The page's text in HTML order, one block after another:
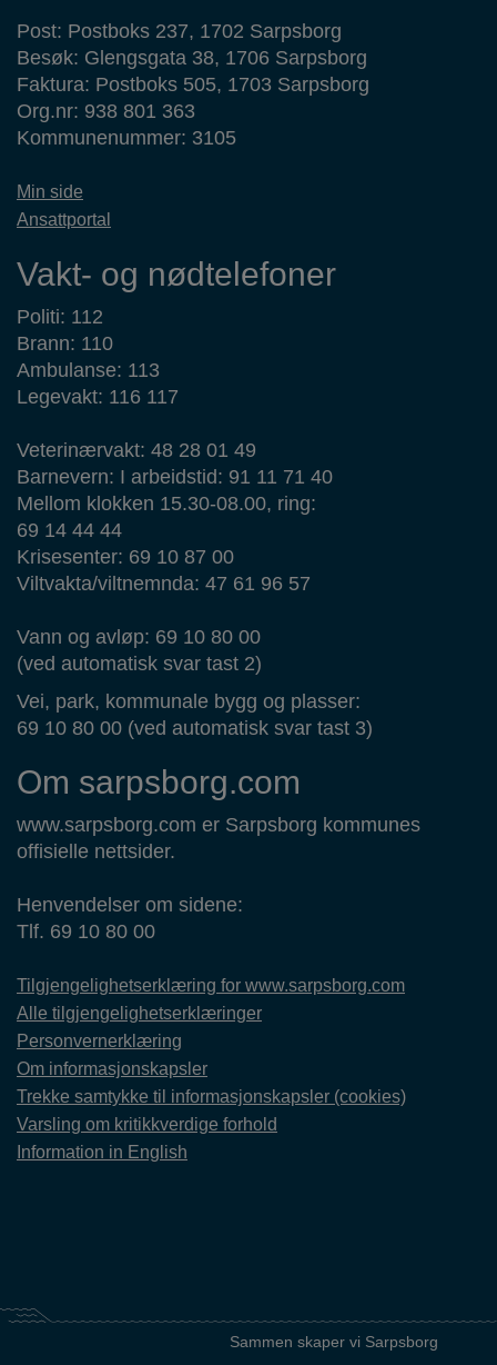
Post: Postboks 237, 1702 Sarpsborg
Besøk: Glengsgata 38, 1706 Sarpsborg
Faktura: Postboks 505, 1703 Sarpsborg
Org.nr: 938 801 363
Kommunenummer: 3105
Min side
Ansattportal
Vakt- og nødtelefoner
Politi: 112
Brann: 110
Ambulanse: 113
Legevakt: 116 117
Veterinærvakt: 48 28 01 49
Barnevern: I arbeidstid: 91 11 71 40
Mellom klokken 15.30-08.00, ring:
69 14 44 44
Krisesenter: 69 10 87 00
Viltvakta/viltnemnda: 47 61 96 57
Vann og avløp: 69 10 80 00
(ved automatisk svar tast 2)
Vei, park, kommunale bygg og plasser:
69 10 80 00 (ved automatisk svar tast 3)
Om sarpsborg.com
www.sarpsborg.com er Sarpsborg kommunes
offisielle nettsider.
Henvendelser om sidene:
Tlf. 69 10 80 00
Tilgjengelighetserklæring for www.sarpsborg.com
Alle tilgjengelighetserklæringer
Personvernerklæring
Om informasjonskapsler
Trekke samtykke til informasjonskapsler (cookies)
Varsling om kritikkverdige forhold
Information in English
Sammen skaper vi Sarpsborg